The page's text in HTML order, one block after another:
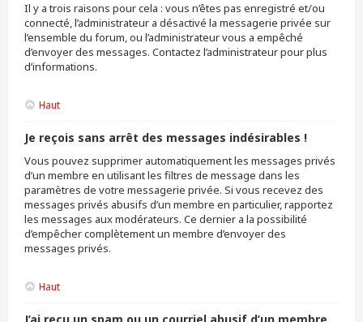
Il y a trois raisons pour cela : vous n’êtes pas enregistré et/ou
connecté, l’administrateur a désactivé la messagerie privée sur
l’ensemble du forum, ou l’administrateur vous a empêché
d’envoyer des messages. Contactez l’administrateur pour plus
d’informations.
Haut
Je reçois sans arrêt des messages indésirables !
Vous pouvez supprimer automatiquement les messages privés
d’un membre en utilisant les filtres de message dans les
paramètres de votre messagerie privée. Si vous recevez des
messages privés abusifs d’un membre en particulier, rapportez
les messages aux modérateurs. Ce dernier a la possibilité
d’empêcher complètement un membre d’envoyer des
messages privés.
Haut